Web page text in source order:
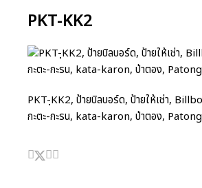
PKT-KK2
PKT-ฺKK2, ป้ายบิลบอร์ด, ป้ายให้เช่า,
กะตะ-กะรน, kata-karon, ป่าตอง,